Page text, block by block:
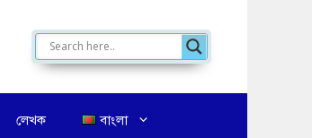
লেখক বাংলা